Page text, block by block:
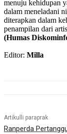
menuju kehidupan
dalam meneladani
diterapkan dalam
penampilan dari
(Humas
Editor: Milla
Artikulli paraprak
Ranperda